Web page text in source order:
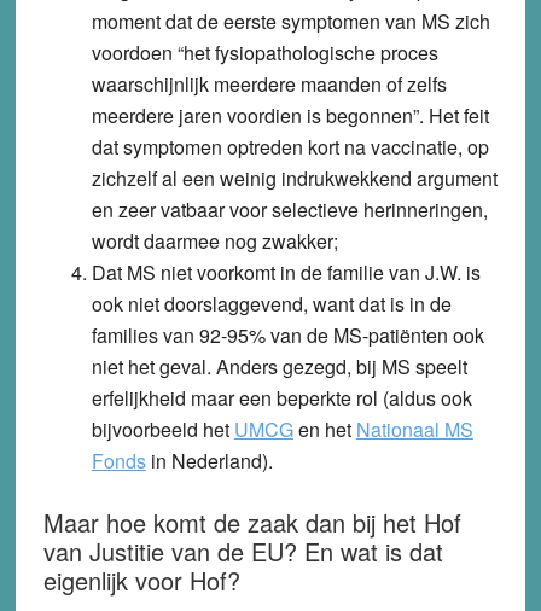
moment dat de eerste symptomen van MS zich
voordoen “het fysiopathologische proces
waarschijnlijk meerdere maanden of zelfs
meerdere jaren voordien is begonnen”. Het feit
dat symptomen optreden kort na vaccinatie, op
zichzelf al een weinig indrukwekkend argument
en zeer vatbaar voor selectieve herinneringen,
wordt daarmee nog zwakker;
Dat MS niet voorkomt in de familie van J.W. is
ook niet doorslaggevend, want dat is in de
families van 92-95% van de MS-patiënten ook
niet het geval. Anders gezegd, bij MS speelt
erfelijkheid maar een beperkte rol (aldus ook
bijvoorbeeld het UMCGen het Nationaal MS
Fondsin Nederland).
Maar hoe komt de zaak dan bij het Hof
van Justitie van de EU? En wat is dat
eigenlijk voor Hof?